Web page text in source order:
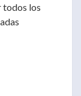
todos los